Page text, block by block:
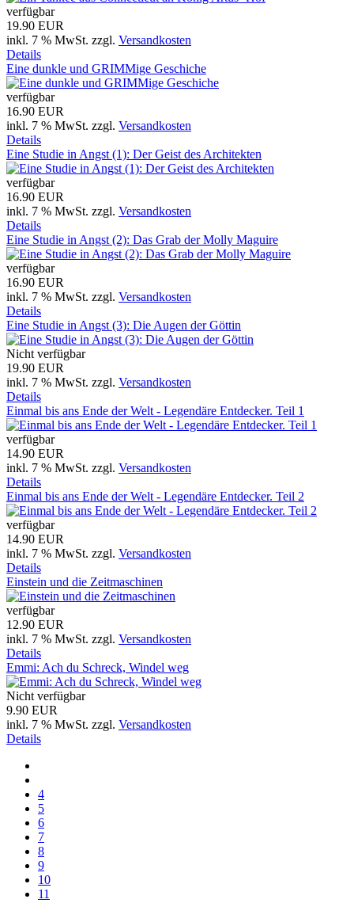
verfügbar
19.90 EUR
inkl. 7 % MwSt. zzgl. Versandkosten
Details
Eine dunkle und GRIMMige Geschiche
verfügbar
16.90 EUR
inkl. 7 % MwSt. zzgl. Versandkosten
Details
Eine Studie in Angst (1): Der Geist des Architekten
verfügbar
16.90 EUR
inkl. 7 % MwSt. zzgl. Versandkosten
Details
Eine Studie in Angst (2): Das Grab der Molly Maguire
verfügbar
16.90 EUR
inkl. 7 % MwSt. zzgl. Versandkosten
Details
Eine Studie in Angst (3): Die Augen der Göttin
Nicht verfügbar
19.90 EUR
inkl. 7 % MwSt. zzgl. Versandkosten
Details
Einmal bis ans Ende der Welt - Legendäre Entdecker. Teil 1
verfügbar
14.90 EUR
inkl. 7 % MwSt. zzgl. Versandkosten
Details
Einmal bis ans Ende der Welt - Legendäre Entdecker. Teil 2
verfügbar
14.90 EUR
inkl. 7 % MwSt. zzgl. Versandkosten
Details
Einstein und die Zeitmaschinen
verfügbar
12.90 EUR
inkl. 7 % MwSt. zzgl. Versandkosten
Details
Emmi: Ach du Schreck, Windel weg
Nicht verfügbar
9.90 EUR
inkl. 7 % MwSt. zzgl. Versandkosten
Details
4
5
6
7
8
9
10
11